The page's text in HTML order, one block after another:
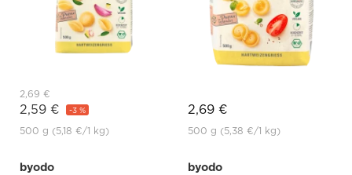
2,69 €
2,59 € -3 %
500 g (5,18 €/1 kg)
2,69 €
500 g (5,38 €/1 kg)
byodo
byodo